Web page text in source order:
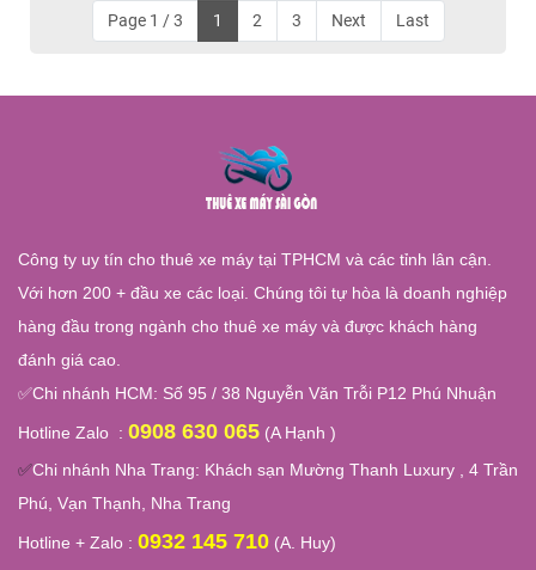
Page 1 / 3
1 2 3 Next Last
Công ty uy tín cho thuê xe máy tại TPHCM và các tỉnh lân cận.
Với hơn 200 + đầu xe các loại. Chúng tôi tự hòa là doanh nghiệp
hàng đầu trong ngành cho thuê xe máy và được khách hàng
đánh giá cao.
✅Chi nhánh HCM: Số 95 / 38 Nguyễn Văn Trỗi P12 Phú Nhuận
Hotline Zalo : 0908 630 065 (A Hạnh )
✅Chi nhánh Nha Trang: Khách sạn Mường Thanh Luxury , 4 Trần
Phú, Vạn Thạnh, Nha Trang
Hotline + Zalo : 0932 145 710 (A. Huy)